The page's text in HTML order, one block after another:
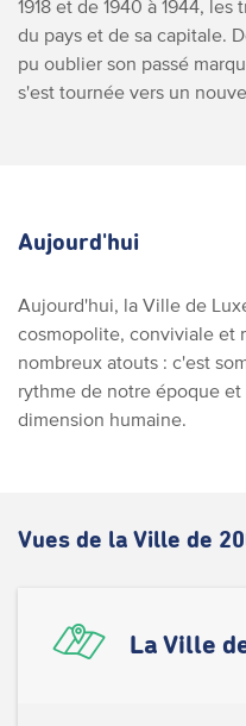
1918 et de 1940 à 1944,
du pays et de sa capitale.
pu oublier son passé
s'est tournée vers un
Aujourd'hui
Aujourd'hui, la Ville de
cosmopolite, conviviale et
nombreux atouts : c'est
rythme de notre époque
dimension humaine.
Vues de la Ville de
La Ville